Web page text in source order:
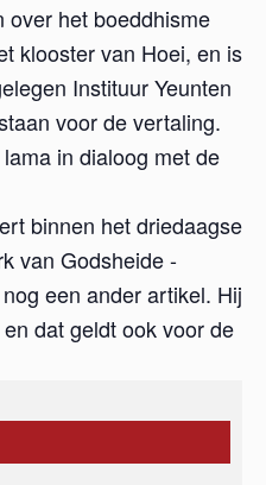
over het boeddhisme
klooster van Hoei, en is
Instituur Yeunten
voor de vertaling.
in dialoog met de
binnen het driedaagse
van Godsheide -
een ander artikel. Hij
dat geldt ook voor de